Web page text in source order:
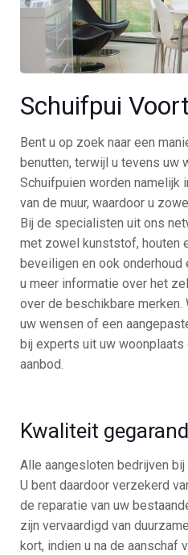
Schuifpui
Bent u op zoek naar een
benutten, terwijl u tevens uw
Schuifpuien worden namelijk
van de muur, waardoor u
Bij de specialisten uit ons
met zowel kunststof, houten
beveiligen en ook onderhoud
u meer informatie over het
over de beschikbare
uw wensen of een
bij experts uit uw
aanbod.
Kwaliteit
Alle aangesloten bedrijven
U bent daardoor verzekerd
de reparatie van uw
zijn vervaardigd van
kort, indien u na de aanschaf